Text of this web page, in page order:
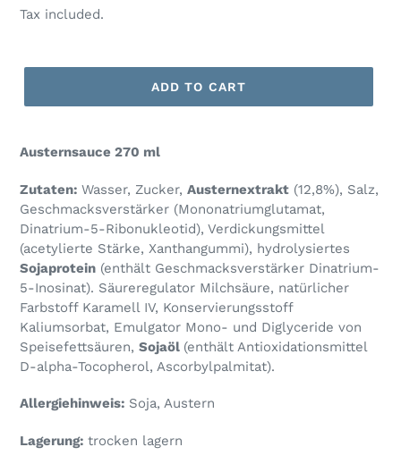
price
Tax included.
ADD TO CART
Austernsauce 270 ml
Zutaten: Wasser, Zucker, Austernextrakt (12,8%), Salz,
Geschmacksverstärker (Mononatriumglutamat,
Dinatrium-5-Ribonukleotid), Verdickungsmittel
(acetylierte Stärke, Xanthangummi), hydrolysiertes
Sojaprotein (enthält Geschmacksverstärker Dinatrium-
5-Inosinat). Säureregulator Milchsäure, natürlicher
Farbstoff Karamell IV, Konservierungsstoff
Kaliumsorbat, Emulgator Mono- und Diglyceride von
Speisefettsäuren, Sojaöl (enthält Antioxidationsmittel
D-alpha-Tocopherol, Ascorbylpalmitat).
Allergiehinweis: Soja, Austern
Lagerung: trocken lagern